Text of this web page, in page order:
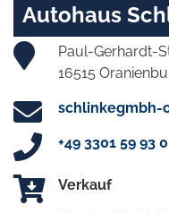
Autohaus
Paul-Gerhardt-
16515
schlinkegmbh-
+49 3301 59 93 0
Verkauf